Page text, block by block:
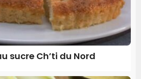
sucre Ch’ti du Nord